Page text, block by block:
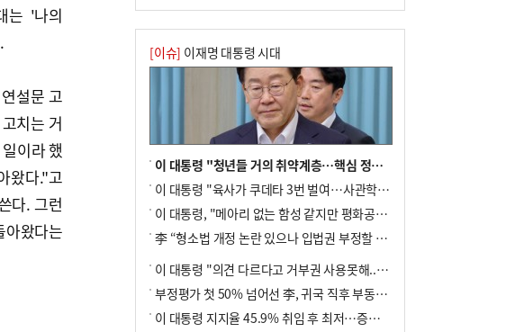
는 '나의
설문 고
치는 거
이라 했
왔다."고
다. 그런
아왔다는
[이슈] 이재명 대통령 시대
이 대통령 "청년들 거의 취약계층…핵심 정책 재편""
이 대통령 "육사가 쿠데타 3번 벌여…사관학교 통합 신속히 추진"
이 대통령, "메아리 없는 함성 같지만 평화공존책 계속해야"
李 “형소법 개정 논란 있으나 입법권 부정할 만큼은 아냐”(종합)
이 대통령 "의견 다르다고 거부권 사용못해.. 입법권 부정할 상황이라 보기 어려워"
부정평가 첫 50% 넘어선 李, 귀국 직후 부동산·증시 점검(종합)
이 대통령 지지율 45.9% 취임 후 최저…증시 폭락·연임 개헌 논란 영향